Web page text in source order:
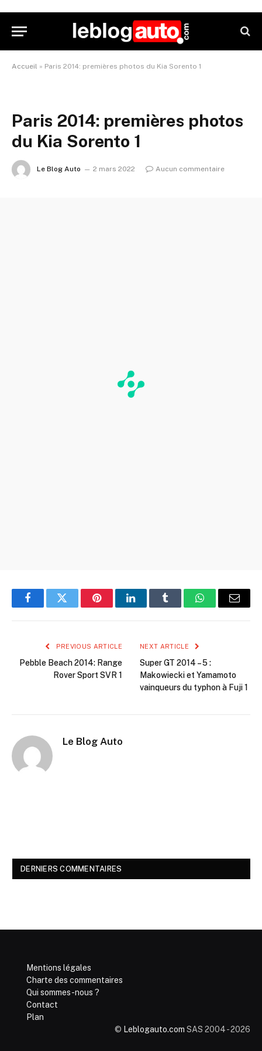
Accueil » Paris 2014: premières photos du Kia Sorento 1
Paris 2014: premières photos
du Kia Sorento 1
Le Blog Auto 2 mars 2022 Aucun commentaire
FacebookTwitter PinterestLinkedInTumblr WhatsAppEmail
PREVIOUS ARTICLE
Pebble Beach 2014: Range
Rover Sport SVR 1
NEXT ARTICLE
Super GT 2014 – 5 :
Makowiecki et Yamamoto
vainqueurs du typhon à Fuji 1
Le Blog Auto
DERNIERS COMMENTAIRES
Mentions légales
Charte des commentaires
Qui sommes-nous ?
Contact
Plan
© Leblogauto.com SAS 2004 - 2026